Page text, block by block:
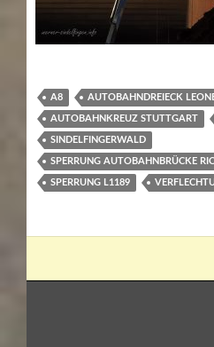
A8 AUTOBAHNDREIECK
AUTOBAHNKREUZ STUTTGART
SINDELFINGERWALD
SPERRUNG AUTOBAHNBRÜCKE
SPERRUNG L1189